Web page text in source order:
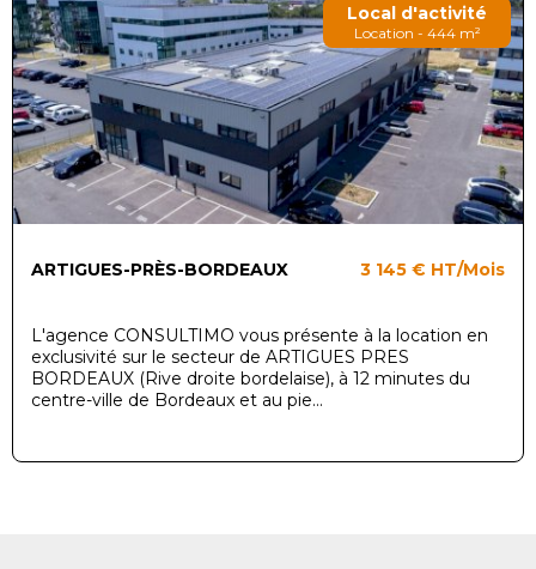
Local d'activité
Location - 444 m²
ARTIGUES-PRÈS-BORDEAUX 3 145 € HT/Mois
L'agence CONSULTIMO vous présente à la location en
exclusivité sur le secteur de ARTIGUES PRES
BORDEAUX (Rive droite bordelaise), à 12 minutes du
centre-ville de Bordeaux et au pie...